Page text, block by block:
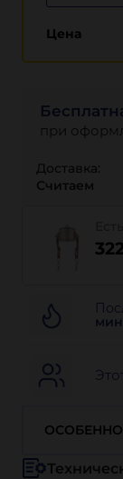
Цена
при
Доставка:
Считаем